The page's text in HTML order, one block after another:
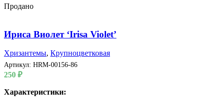
Продано
Ириса Виолет ‘Irisa Violet’
Хризантемы, Крупноцветковая
Артикул: HRM-00156-86
250 ₽
Характеристики: